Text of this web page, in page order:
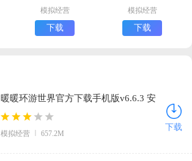
安卓版下载
模拟经营
下载
新版下载
(Drive Club
MultiPlayer安
模拟经营
下载
暖暖环游世界官方下载手机版v6.6.3 安
卓版
模拟经营 657.2M
下载